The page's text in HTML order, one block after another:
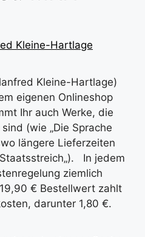
Kleine-Hartlage
Kleine-Hartlage)
eigenen Onlineshop
Ihr auch Werke, die
(wie „Die Sprache
längere Lieferzeiten
In jedem
ziemlich
€ Bestellwert zahlt
darunter 1,80 €.